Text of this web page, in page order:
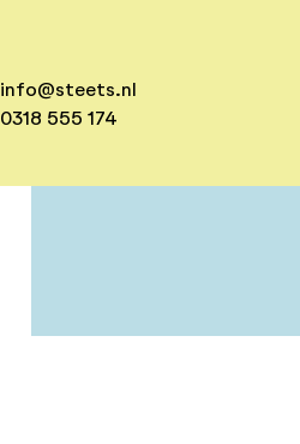
info@steets.nl
0318 555 174